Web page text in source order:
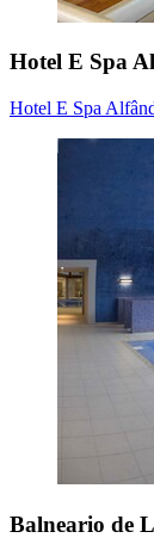
Hotel E Spa
Hotel E Spa
Balneario de